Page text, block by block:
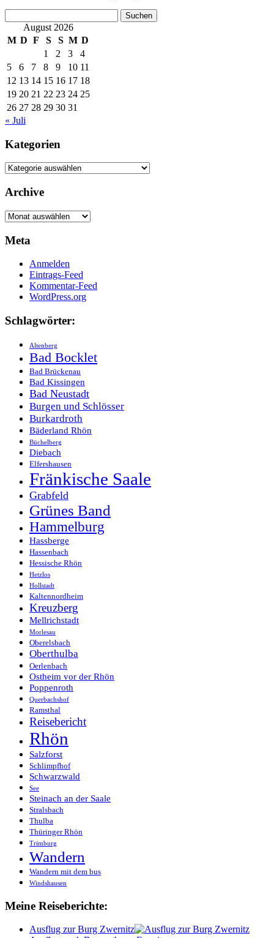
nach:August 2026
M D F S S M D
1
2 3
4
5
6 7 8 9 10 11
12 13 14 15 16 17 18
19 20 21 22 23 24 25
26 27 28 29 30 31
« Juli
Kategorien
Kategorien
Archive
Archive
Meta
Anmelden
Eintrags-Feed
Kommentar-Feed
WordPress.org
Schlagwörter:
Altenberg
Bad Bocklet
Bad Brückenau
Bad Kissingen
Bad Neustadt
Burgen und Schlösser
Burkardroth
Bäderland Rhön
Büchelberg
Diebach
Elfershausen
Fränkische Saale
Grabfeld
Grünes Band
Hammelburg
Hassberge
Hassenbach
Hessische Rhön
Hetzlos
Hollstadt
Kaltennordheim
Kreuzberg
Mellrichstadt
Morlesau
Oberelsbach
Oberthulba
Oerlenbach
Ostheim vor der Rhön
Poppenroth
Querbachshof
Ramsthal
Reisebericht
Rhön
Salzforst
Schlimpfhof
Schwarzwald
See
Steinach an der Saale
Stralsbach
Thulba
Thüringer Rhön
Trimburg
Wandern
Wandern mit dem bus
Windshausen
Meine Reiseberichte:
Ausflug zur Burg Zwernitz